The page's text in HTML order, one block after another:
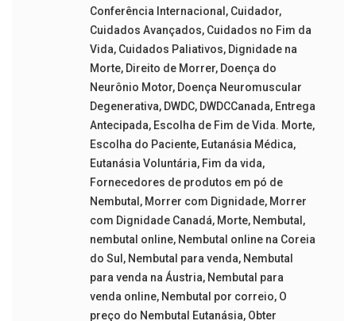
Conferência Internacional , Cuidador,
Cuidados Avançados, Cuidados no Fim da
Vida, Cuidados Paliativos, Dignidade na
Morte, Direito de Morrer, Doença do
Neurônio Motor, Doença Neuromuscular
Degenerativa, DWDC, DWDCCanada, Entrega
Antecipada, Escolha de Fim de Vida. Morte,
Escolha do Paciente, Eutanásia Médica,
Eutanásia Voluntária, Fim da vida,
Fornecedores de produtos em pó de
Nembutal , Morrer com Dignidade, Morrer
com Dignidade Canadá, Morte, Nembutal ,
nembutal online, Nembutal online na Coreia
do Sul , Nembutal para venda, Nembutal
para venda na Áustria, Nembutal para
venda online, Nembutal por correio, O
preço do Nembutal Eutanásia, Obter